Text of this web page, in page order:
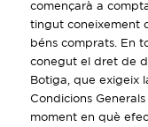
començarà a
tingut coneixement
béns comprats. En
conegut el dret de
Botiga, que exigeix
Condicions
moment en què